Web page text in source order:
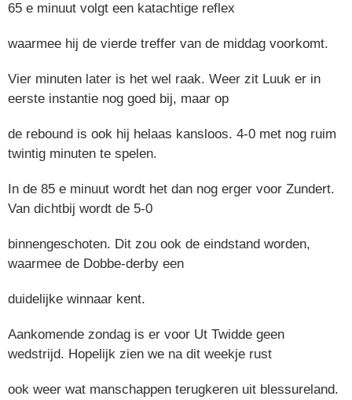
65 e minuut volgt een katachtige reflex
waarmee hij de vierde treffer van de middag voorkomt.
Vier minuten later is het wel raak. Weer zit Luuk er in
eerste instantie nog goed bij, maar op
de rebound is ook hij helaas kansloos. 4-0 met nog ruim
twintig minuten te spelen.
In de 85 e minuut wordt het dan nog erger voor Zundert.
Van dichtbij wordt de 5-0
binnengeschoten. Dit zou ook de eindstand worden,
waarmee de Dobbe-derby een
duidelijke winnaar kent.
Aankomende zondag is er voor Ut Twidde geen
wedstrijd. Hopelijk zien we na dit weekje rust
ook weer wat manschappen terugkeren uit blessureland.